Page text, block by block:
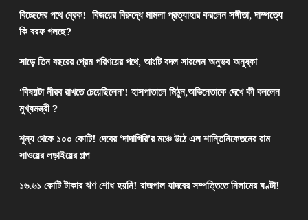
বিচ্ছেদের পথে ব্রেক! বিজয়ের বিরুদ্ধে মামলা প্রত্যাহার করলেন সঙ্গীতা, দাম্পত্যে
কি বরফ গলছে?
সাড়ে তিন বছরের প্রেম পরিণয়ের পথে, আংটি বদল সারলেন অনুভব-অনুষ্কা
‘বিষয়টা নীরব রাখতে চেয়েছিলেন’! হাসপাতালে মিঠুন,অভিনেতাকে দেখে কী বললেন
মুখ্যমন্ত্রী ?
শূন্য থেকে ১০০ কোটি! দেবের ‘দাদাগিরি’র মঞ্চে উঠে এল শান্তিনিকেতনের রাম
সাওয়ের লড়াইয়ের গল্প
১৬.৬১ কোটি টাকার ঋণ শোধ হয়নি! রাজপাল যাদবের সম্পত্তিতে নিলামের ঘণ্টা!